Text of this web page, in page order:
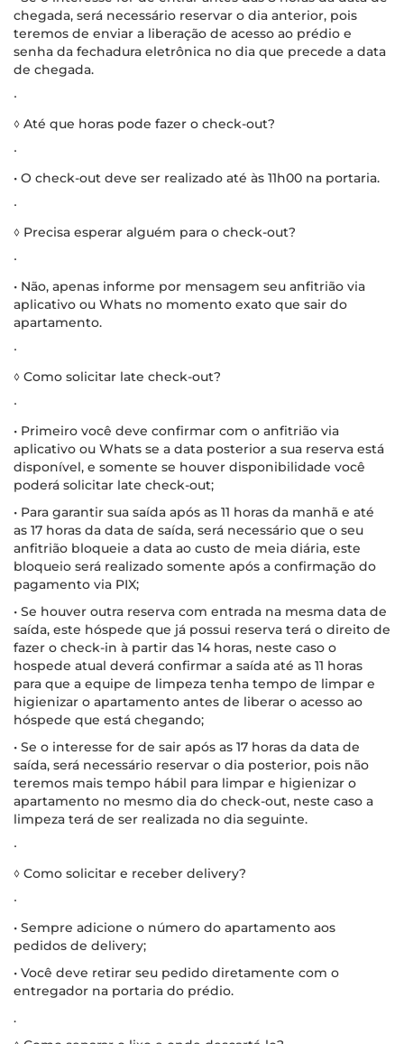
chegada, será necessário reservar o dia anterior, pois
teremos de enviar a liberação de acesso ao prédio e
senha da fechadura eletrônica no dia que precede a data
de chegada.
∙
◊ Até que horas pode fazer o check-out?
∙
• O check-out deve ser realizado até às 11h00 na portaria.
∙
◊ Precisa esperar alguém para o check-out?
∙
• Não, apenas informe por mensagem seu anfitrião via
aplicativo ou Whats no momento exato que sair do
apartamento.
∙
◊ Como solicitar late check-out?
∙
• Primeiro você deve confirmar com o anfitrião via
aplicativo ou Whats se a data posterior a sua reserva está
disponível, e somente se houver disponibilidade você
poderá solicitar late check-out;
• Para garantir sua saída após as 11 horas da manhã e até
as 17 horas da data de saída, será necessário que o seu
anfitrião bloqueie a data ao custo de meia diária, este
bloqueio será realizado somente após a confirmação do
pagamento via PIX;
• Se houver outra reserva com entrada na mesma data de
saída, este hóspede que já possui reserva terá o direito de
fazer o check-in à partir das 14 horas, neste caso o
hospede atual deverá confirmar a saída até as 11 horas
para que a equipe de limpeza tenha tempo de limpar e
higienizar o apartamento antes de liberar o acesso ao
hóspede que está chegando;
• Se o interesse for de sair após as 17 horas da data de
saída, será necessário reservar o dia posterior, pois não
teremos mais tempo hábil para limpar e higienizar o
apartamento no mesmo dia do check-out, neste caso a
limpeza terá de ser realizada no dia seguinte.
∙
◊ Como solicitar e receber delivery?
∙
• Sempre adicione o número do apartamento aos
pedidos de delivery;
• Você deve retirar seu pedido diretamente com o
entregador na portaria do prédio.
.